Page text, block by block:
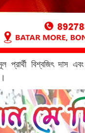
বিশ্বজিৎ দাস